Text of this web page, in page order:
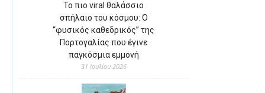
Το πιο viral θαλάσσιο
σπήλαιο του κόσμου: Ο
“φυσικός καθεδρικός” της
Πορτογαλίας που έγινε
παγκόσμια εμμονή
31 Ιουλίου 2026